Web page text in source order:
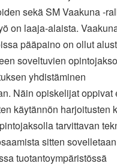
sekä SM Vaakuna -
on laaja-alaista.
pääpaino on ollut
soveltuvien
yhdistäminen
Näin opiskelijat oppivat
käytännön harjoitusten
tarvittavan
sitten sovelletaan
tuotantoympäristössä